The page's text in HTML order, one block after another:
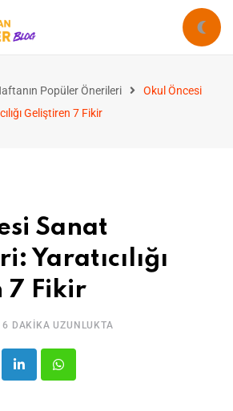
Popüler Önerileri
Okul Öncesi
Geliştiren 7 Fikir
Sanat
Yaratıcılığı
7 Fikir
6 DAKIKA UZUNLUKTA